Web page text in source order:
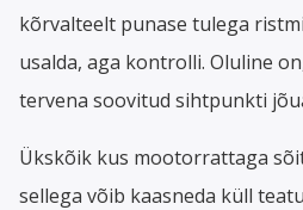
kõrvalteelt punase tulega
usalda, aga kontrolli. Oluline
tervena soovitud sihtpunkti
Ükskõik kus mootorrattaga
sellega võib kaasneda küll